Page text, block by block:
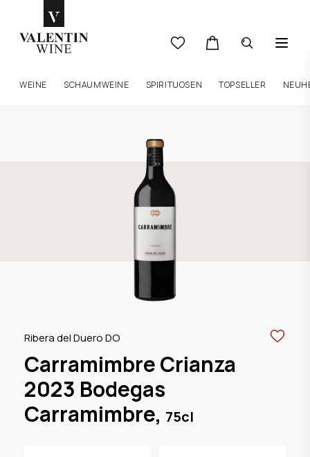
WEINE SCHAUMWEINE SPIRITUOSEN TOPSELLER
Ribera del Duero DO
Carramimbre Crianza
2023 Bodegas
Carramimbre, 75cl